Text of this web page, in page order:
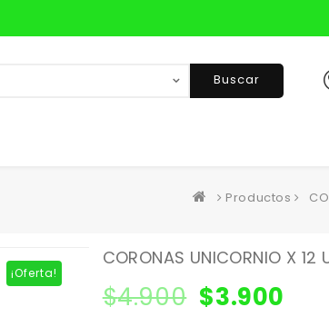
Buscar
Productos
¡Oferta!
CORONAS UNICORNIO X 12
$4.900 $3.900